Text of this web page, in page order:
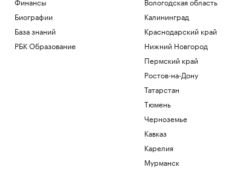
Биографии
База знаний
РБК Образование
Калининград
Краснодарский край
Нижний Новгород
Пермский край
Ростов-на-Дону
Татарстан
Тюмень
Черноземье
Кавказ
Карелия
Мурманск